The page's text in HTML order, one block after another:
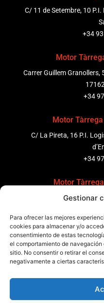
Gestionar
Para ofrecer las mejores
cookies para almacenar y/o
consentimiento de estas
el comportamiento de
sitio. No consentir o retirar el
negativamente a ciertas
C/ 11 de Setembre, 10
+34
Motor
Carrer Guillem
+34
Motor Tàrrega
C/ La Pireta, 16 P.I.
+34
Motor Tàrrega
C/ Ponent 8, Pol. Ind.
+34
Motor Tàrrega
Zona Franca, Carrer E,